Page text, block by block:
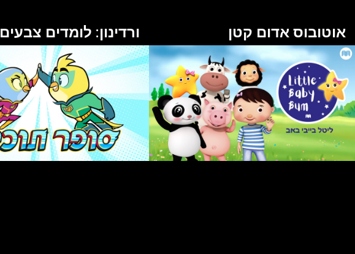
אוטובוס אדום קטן ורדינון: לומדים צבעים